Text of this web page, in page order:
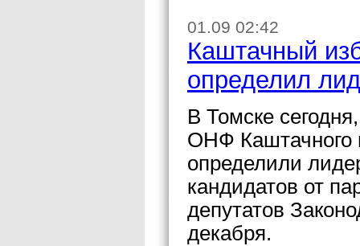
01.09 02:42
Каштачный
определил
В Томске
ОНФ Каштачного
определили
кандидатов от
депутатов
декабря.